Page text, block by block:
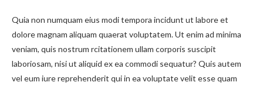
Quia non numquam eius modi tempora incidunt ut labore et
dolore magnam aliquam quaerat voluptatem. Ut enim ad minima
veniam, quis nostrum rcitationem ullam corporis suscipit
laboriosam, nisi ut aliquid ex ea commodi sequatur? Quis autem
vel eum iure reprehenderit qui in ea voluptate velit esse quam